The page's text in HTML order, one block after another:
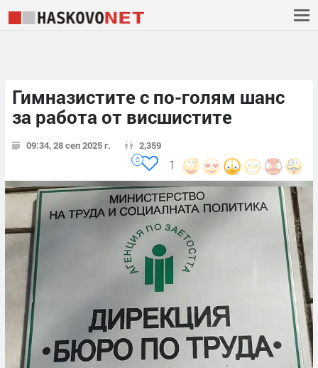
Гимназистите с по-голям шанс
за работа от висшистите
09:34, 28 сеп 2025 г. 2,359
1
0